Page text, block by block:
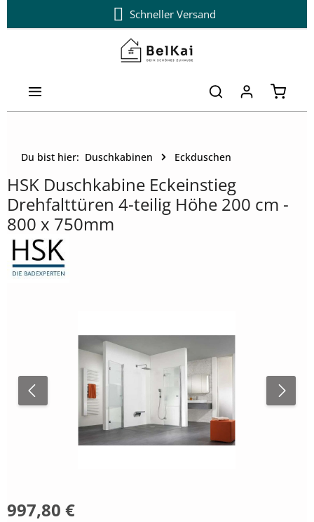
Zum Hauptinhalt springenSchneller Versand
Du bist hier: Duschkabinen Eckduschen
HSK Duschkabine Eckeinstieg
Drehfalttüren 4-teilig Höhe 200 cm -
800 x 750mm
997,80 €